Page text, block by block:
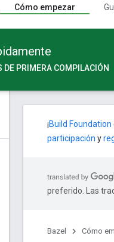
Cómo empezar
DE PRIMERA COMPILACIÓN
¡Build Foundation
participación y
preferido. Las
Bazel Cómo